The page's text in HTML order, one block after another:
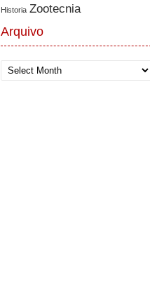
Historia Zootecnia
Arquivo
Arquivo